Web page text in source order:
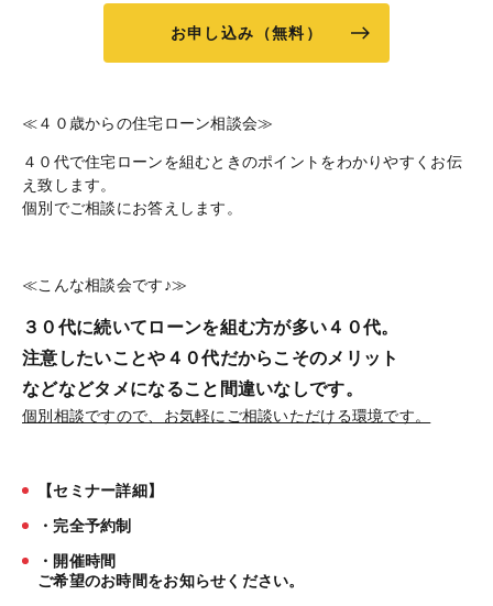
お申し込み（無料）
≪４０歳からの住宅ローン相談会≫
４０代で住宅ローンを組むときのポイントをわかりやすくお伝
え致します。
個別でご相談にお答えします。
≪こんな相談会です♪≫
３０代に続いてローンを組む方が多い４０代。
注意したいことや４０代だからこそのメリット
などなどタメになること間違いなしです。
個別相談ですので、お気軽にご相談いただける環境です。
【セミナー詳細】
・完全予約制
・開催時間
ご希望のお時間をお知らせください。